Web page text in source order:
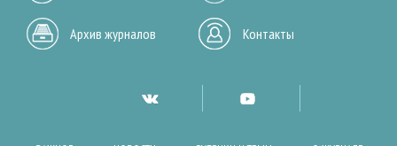
Архив журналов Контакты